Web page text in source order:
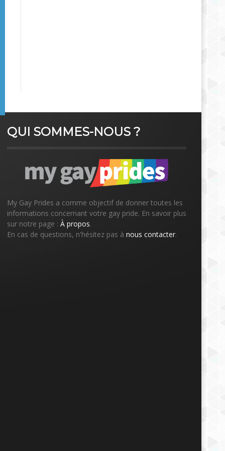
QUI SOMMES-NOUS ?
My Gay Prides a comme objectif de donner toutes les
informations concernant votre gay pride. En savoir plus
sur notre page : À propos.
En cas de questions, n'hésitez pas à nous contacter.